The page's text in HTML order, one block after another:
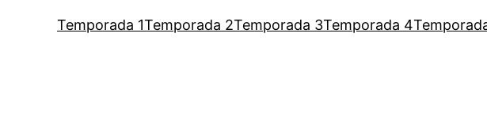
Temporada 1Temporada 2Temporada 3Temporada 4